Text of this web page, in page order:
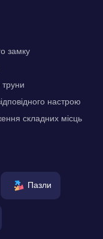
замку
труни
настрою
складних місць
Пазли